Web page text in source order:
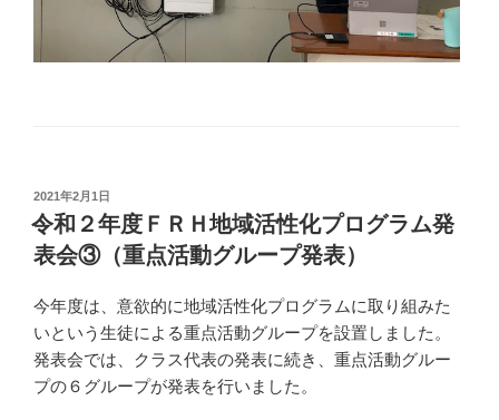
投
稿
日:
2021年2月1日
令和２年度ＦＲＨ地域活性化プログラム発
表会③（重点活動グループ発表）
今年度は、意欲的に地域活性化プログラムに取り組みた
いという生徒による重点活動グループを設置しました。
発表会では、クラス代表の発表に続き、重点活動グルー
プの６グループが発表を行いました。